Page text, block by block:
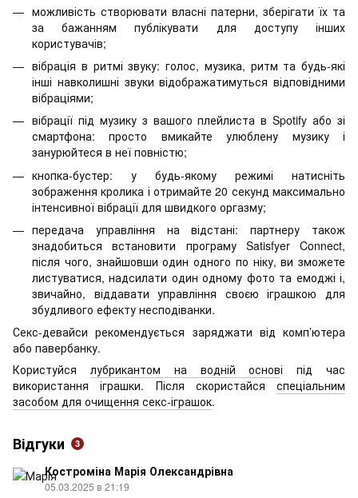
можливість створювати власні патерни, зберігати їх та
за бажанням публікувати для доступу інших
користувачів;
вібрація в ритмі звуку: голос, музика, ритм та будь-які
інші навколишні звуки відображатимуться відповідними
вібраціями;
вібрації під музику з вашого плейлиста в Spotify або зі
смартфона: просто вмикайте улюблену музику і
занурюйтеся в неї повністю;
кнопка-бустер: у будь-якому режимі натисніть
зображення кролика і отримайте 20 секунд максимально
інтенсивної вібрації для швидкого оргазму;
передача управління на відстані: партнеру також
знадобиться встановити програму Satisfyer Connect,
після чого, знайшовши один одного по ніку, ви зможете
листуватися, надсилати один одному фото та емоджі і,
звичайно, віддавати управління своєю іграшкою для
збудливого ефекту несподіванки.
Секс-девайси рекомендується заряджати від комп’ютера
або павербанку.
Користуйся лубрикантом на водній основі під час
використання іграшки. Після скористайся спеціальним
засобом для очищення секс-іграшок.
Відгуки 3
Костроміна Марія Олександрівна
05.03.2025 в 21:19